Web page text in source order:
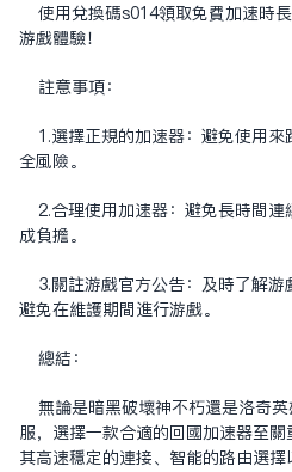
使用兑换码s014领取免费加速时
游戏体验！
注意事项：
1.选择正规的加速器：避免使用
全风险。
2.合理使用加速器：避免长时间
成负担。
3.关注游戏官方公告：及时了解游
避免在维护期间进行游戏。
总结：
无论是暗黑破坏神不朽还是洛奇
服，选择一款合适的回国加速器至
其高速稳定的连接、智能的路由选